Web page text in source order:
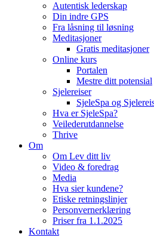
Autentisk lederskap
Din indre GPS
Fra låsning til løsning
Meditasjoner
Gratis meditasjoner
Online kurs
Portalen
Mestre ditt potensial
Sjelereiser
SjeleSpa og
Hva er SjeleSpa?
Veilederutdannelse
Thrive
Om
Om Lev ditt liv
Video & foredrag
Media
Hva sier kundene?
Etiske retningslinjer
Personvernerklæring
Priser fra 1.1.2025
Kontakt